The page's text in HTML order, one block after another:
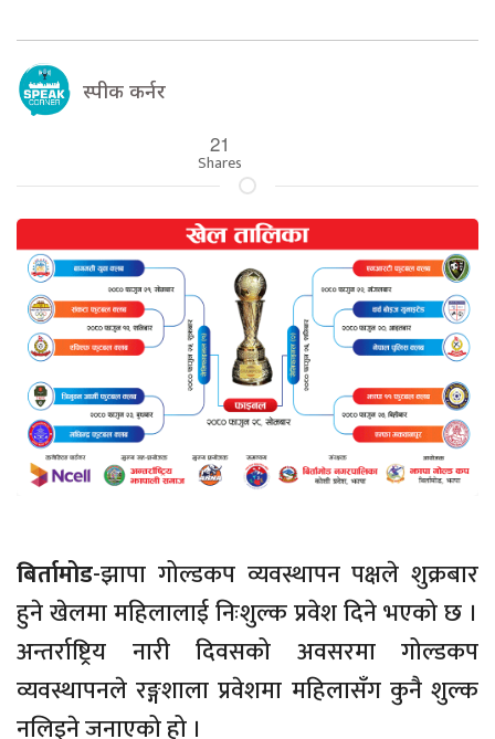
स्पीक कर्नर
21
Shares
बिर्तामोड-झापा गोल्डकप व्यवस्थापन पक्षले शुक्रबार
हुने खेलमा महिलालाई निःशुल्क प्रवेश दिने भएको छ ।
अन्तर्राष्ट्रिय नारी दिवसको अवसरमा गोल्डकप
व्यवस्थापनले रङ्गशाला प्रवेशमा महिलासँग कुनै शुल्क
नलिइने जनाएको हो ।